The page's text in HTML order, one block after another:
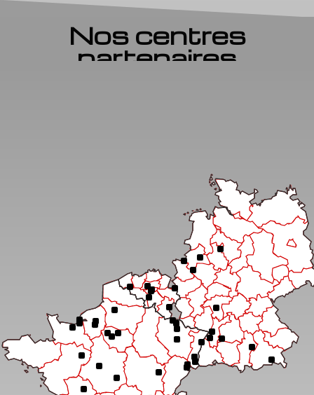
Nos centres
partenaires